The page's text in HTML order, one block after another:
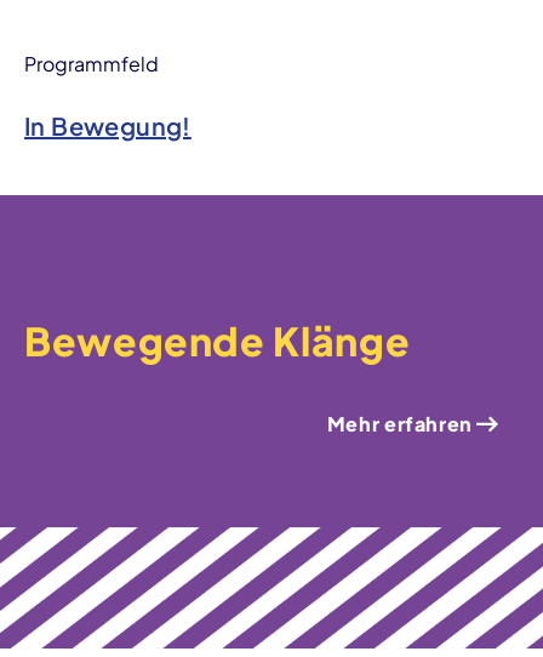
Programmfeld
In Bewegung!
Bewegende Klänge
Mehr erfahren